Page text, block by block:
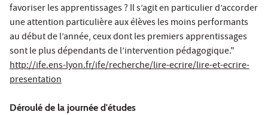
favoriser les apprentissages ? Il s’agit en particulier d’accorder
une attention particulière aux élèves les moins performants
au début de l’année, ceux dont les premiers apprentissages
sont le plus dépendants de l’intervention pédagogique."
http://ife.ens-lyon.fr/ife/recherche/lire-ecrire/lire-et-ecrire-
presentation
Déroulé de la journée d'études